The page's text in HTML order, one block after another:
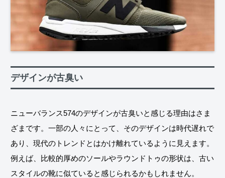
デザインが古臭い
ニューバランス574のデザインが古臭いと感じる理由はさま
ざまです。一部の人々にとって、そのデザインは時代遅れで
あり、現代のトレンドとはかけ離れているように見えます。
例えば、比較的厚めのソールやラウンドトゥの形状は、古い
スタイルの靴に似ていると感じられるかもしれません。